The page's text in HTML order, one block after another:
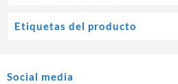
Etiquetas del producto
Social media